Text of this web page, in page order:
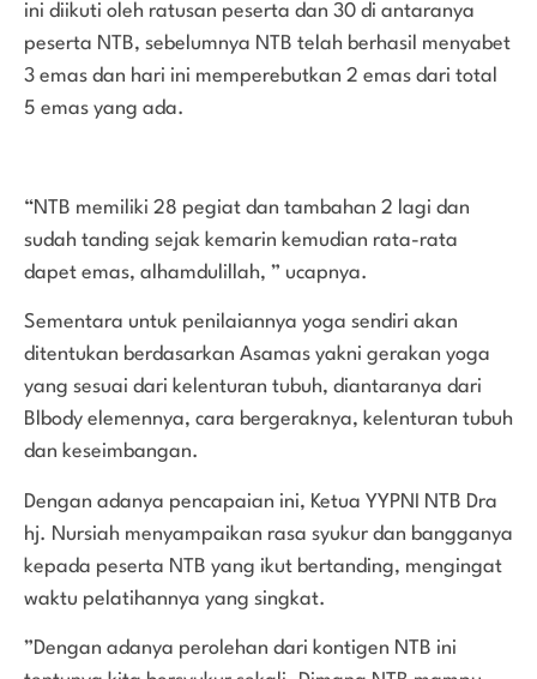
ini diikuti oleh ratusan peserta dan 30 di antaranya
peserta NTB, sebelumnya NTB telah berhasil menyabet
3 emas dan hari ini memperebutkan 2 emas dari total
5 emas yang ada.
“NTB memiliki 28 pegiat dan tambahan 2 lagi dan
sudah tanding sejak kemarin kemudian rata-rata
dapet emas, alhamdulillah, ” ucapnya.
Sementara untuk penilaiannya yoga sendiri akan
ditentukan berdasarkan Asamas yakni gerakan yoga
yang sesuai dari kelenturan tubuh, diantaranya dari
Blbody elemennya, cara bergeraknya, kelenturan tubuh
dan keseimbangan.
Dengan adanya pencapaian ini, Ketua YYPNI NTB Dra
hj. Nursiah menyampaikan rasa syukur dan bangganya
kepada peserta NTB yang ikut bertanding, mengingat
waktu pelatihannya yang singkat.
”Dengan adanya perolehan dari kontigen NTB ini